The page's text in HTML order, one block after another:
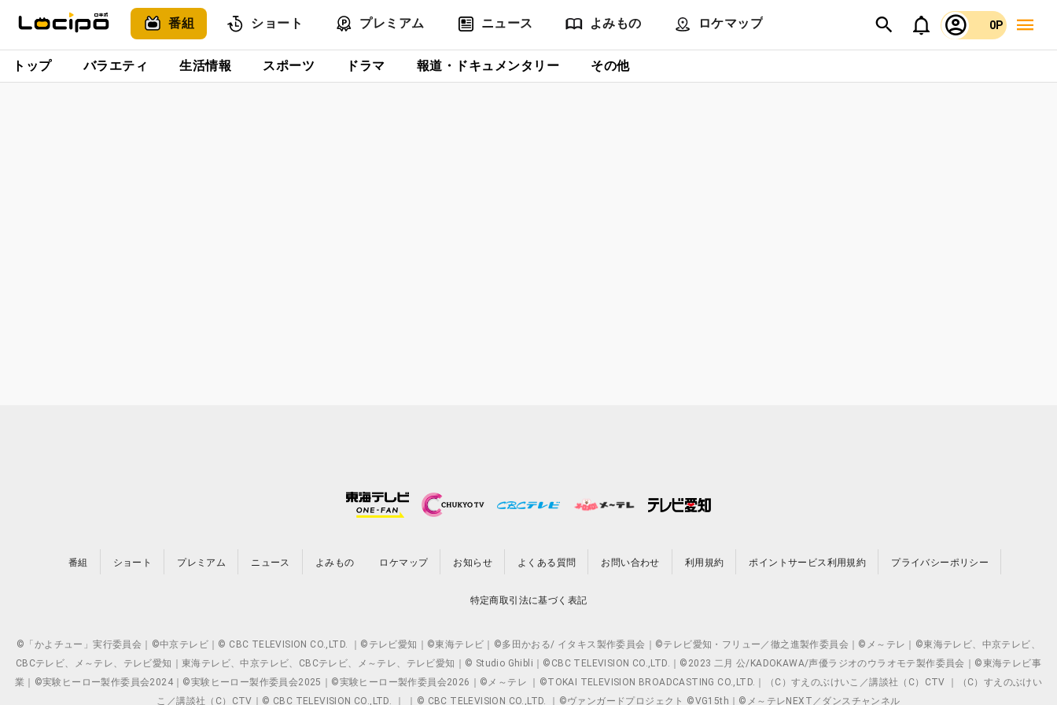
番組 ショート プレミアム ニュース よみもの ロケマップ 0P
トップ バラエティ 生活情報 スポーツ ドラマ 報道・ドキュメンタリー その他
番組 ショート プレミアム ニュース よみもの ロケマップ お知らせ よくある質問 お問い合わせ 利用規約 ポイントサービス利用規約 プライバシーポリシー
特定商取引法に基づく表記
©「かよチュー」実行委員会｜©中京テレビ｜© CBC TELEVISION CO.,LTD. ｜©テレビ愛知｜©東海テレビ｜©多田かおる/ イタキス製作委員会｜©テレビ愛知・フリュー／徹之進製作委員会｜©メ～テレ｜©東海テレビ、中京テレビ、
CBCテレビ、メ～テレ、テレビ愛知｜東海テレビ、中京テレビ、CBCテレビ、メ～テレ、テレビ愛知｜© Studio Ghibli｜©CBC TELEVISION CO.,LTD.｜©2023 二月 公/KADOKAWA/声優ラジオのウラオモテ製作委員会｜©東海テレビ事
業｜©実験ヒーロー製作委員会2024｜©実験ヒーロー製作委員会2025｜©実験ヒーロー製作委員会2026｜©メ～テレ ｜©TOKAI TELEVISION BROADCASTING CO.,LTD.｜（C）すえのぶけいこ／講談社（C）CTV ｜（C）すえのぶけい
こ／講談社（C）CTV｜© CBC TELEVISION CO.,LTD. ｜ ｜© CBC TELEVISION CO.,LTD. ｜©ヴァンガードプロジェクト ©VG15th｜©メ～テレNEXT／ダンスチャンネル